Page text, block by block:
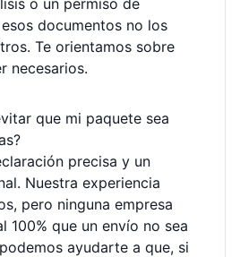
o un permiso de
documentos no los
Te orientamos sobre
necesarios.
que mi paquete sea
precisa y un
Nuestra experiencia
pero ninguna empresa
100% que un envío no sea
ayudarte a que, si